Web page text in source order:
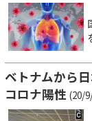
ベトナムから
コロナ陽性 (20/